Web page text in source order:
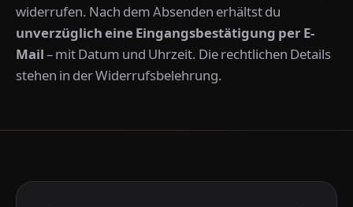
widerrufen. Nach dem Absenden erhältst du
unverzüglich eine Eingangsbestätigung per E-
Mail– mit Datum und Uhrzeit. Die rechtlichen Details
stehen in derWiderrufsbelehrung.